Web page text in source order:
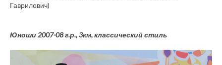
Гаврилович)
Юноши 2007-08 г.р., 3км, классический стиль